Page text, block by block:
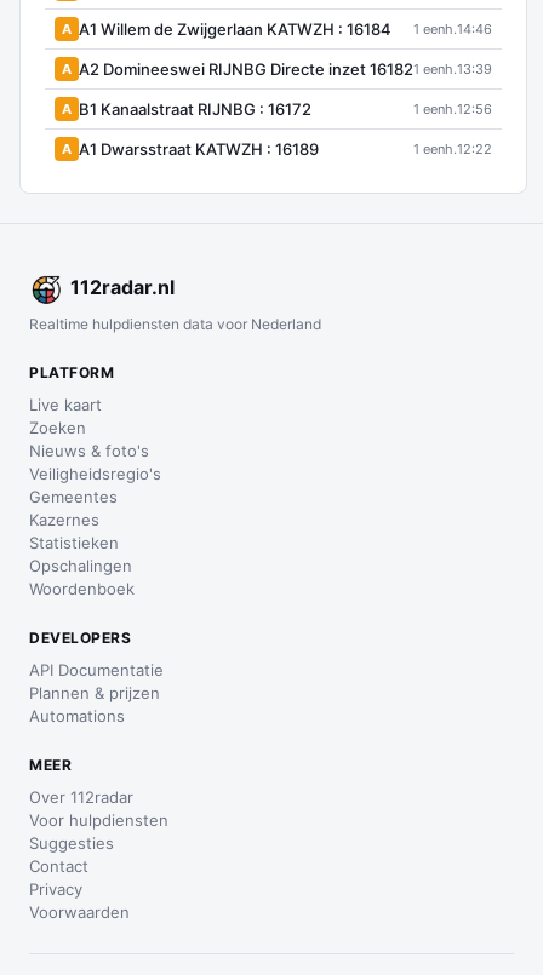
A A1 Willem de Zwijgerlaan KATWZH : 16184 1 eenh.14:46
A A2 Domineeswei RIJNBG Directe inzet 161821 eenh.13:39
A B1 Kanaalstraat RIJNBG : 16172 1 eenh.12:56
A A1 Dwarsstraat KATWZH : 16189 1 eenh.12:22
112radar.nl
Realtime hulpdiensten data voor Nederland
PLATFORM
Live kaart
Zoeken
Nieuws & foto's
Veiligheidsregio's
Gemeentes
Kazernes
Statistieken
Opschalingen
Woordenboek
DEVELOPERS
API Documentatie
Plannen & prijzen
Automations
MEER
Over 112radar
Voor hulpdiensten
Suggesties
Contact
Privacy
Voorwaarden